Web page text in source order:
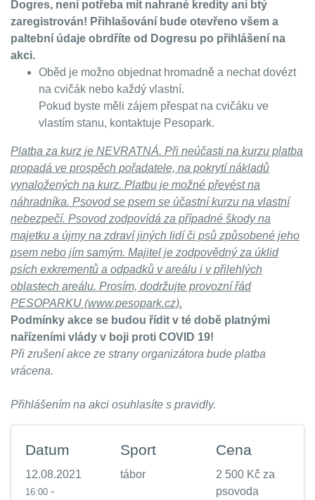
Dogres, není potřeba mít nahrané kredity ani btý
zaregistrován! Přihlašování bude otevřeno všem a
paltební údaje obrdříte od Dogresu po přihlášení na
akci.
Oběd je možno objednat hromadně a nechat dovézt
na cvičák nebo každý vlastní.
Pokud byste měli zájem přespat na cvičáku ve
vlastím stanu, kontaktuje Pesopark.
Platba za kurz je NEVRATNÁ. Při neúčasti na kurzu platba
propadá ve prospěch pořadatele, na pokrytí nákladů
vynaložených na kurz. Platbu je možné převést na
náhradníka. Psovod se psem se účastní kurzu na vlastní
nebezpečí. Psovod zodpovídá za případné škody na
majetku a újmy na zdraví jiných lidí či psů způsobené jeho
psem nebo jím samým. Majitel je zodpovědný za úklid
psích exkrementů a odpadků v areálu i v přilehlých
oblastech areálu. Prosím, dodržujte provozní řád
PESOPARKU (www.pesopark.cz).
Podmínky akce se budou řídit v té době platnými
nařízeními vlády v boji proti COVID 19!
Při zrušení akce ze strany organizátora bude platba
vrácena.
Přihlášením na akci osuhlasíte s pravidly.
Datum
12.08.2021
16:00 -
Sport
tábor
Cena
2 500 Kč za
psovoda